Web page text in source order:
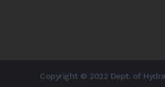
Copyright © 2022 Dept. of